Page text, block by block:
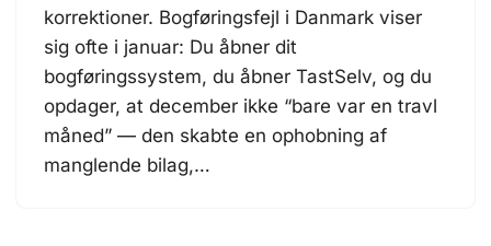
korrektioner. Bogføringsfejl i Danmark viser
sig ofte i januar: Du åbner dit
bogføringssystem, du åbner TastSelv, og du
opdager, at december ikke “bare var en travl
måned” — den skabte en ophobning af
manglende bilag,…